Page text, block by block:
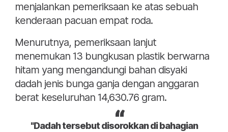
menjalankan pemeriksaan ke atas sebuah
kenderaan pacuan empat roda.
Menurutnya, pemeriksaan lanjut
menemukan 13 bungkusan plastik berwarna
hitam yang mengandungi bahan disyaki
dadah jenis bunga ganja dengan anggaran
berat keseluruhan 14,630.76 gram.
"Dadah tersebut disorokkan di bahagian